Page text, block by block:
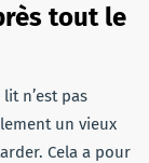
tout le
n’est pas
un vieux
Cela a pour